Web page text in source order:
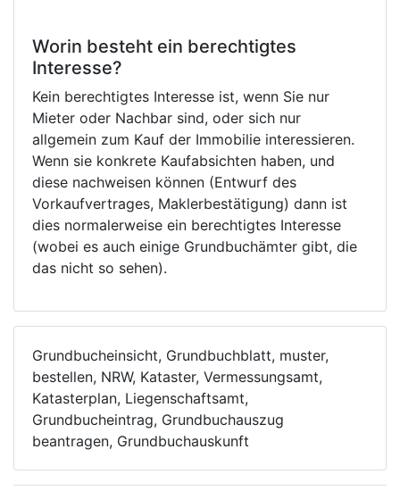
Worin besteht ein berechtigtes
Interesse?
Kein berechtigtes Interesse ist, wenn Sie nur
Mieter oder Nachbar sind, oder sich nur
allgemein zum Kauf der Immobilie interessieren.
Wenn sie konkrete Kaufabsichten haben, und
diese nachweisen können (Entwurf des
Vorkaufvertrages, Maklerbestätigung) dann ist
dies normalerweise ein berechtigtes Interesse
(wobei es auch einige Grundbuchämter gibt, die
das nicht so sehen).
Grundbucheinsicht, Grundbuchblatt, muster,
bestellen, NRW, Kataster, Vermessungsamt,
Katasterplan, Liegenschaftsamt,
Grundbucheintrag, Grundbuchauszug
beantragen, Grundbuchauskunft